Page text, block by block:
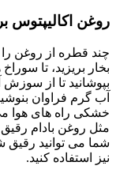
روغن اکالیپتوس
چند قطره از روغن
بخار بریزید، تا
بپوشانید تا از
آب گرم فراوان
خشکی راه های هوا
مثل روغن بادام
شما می توانید
نیز استفاده کنید.